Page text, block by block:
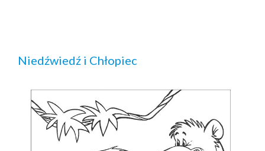
Niedźwiedź i Chłopiec